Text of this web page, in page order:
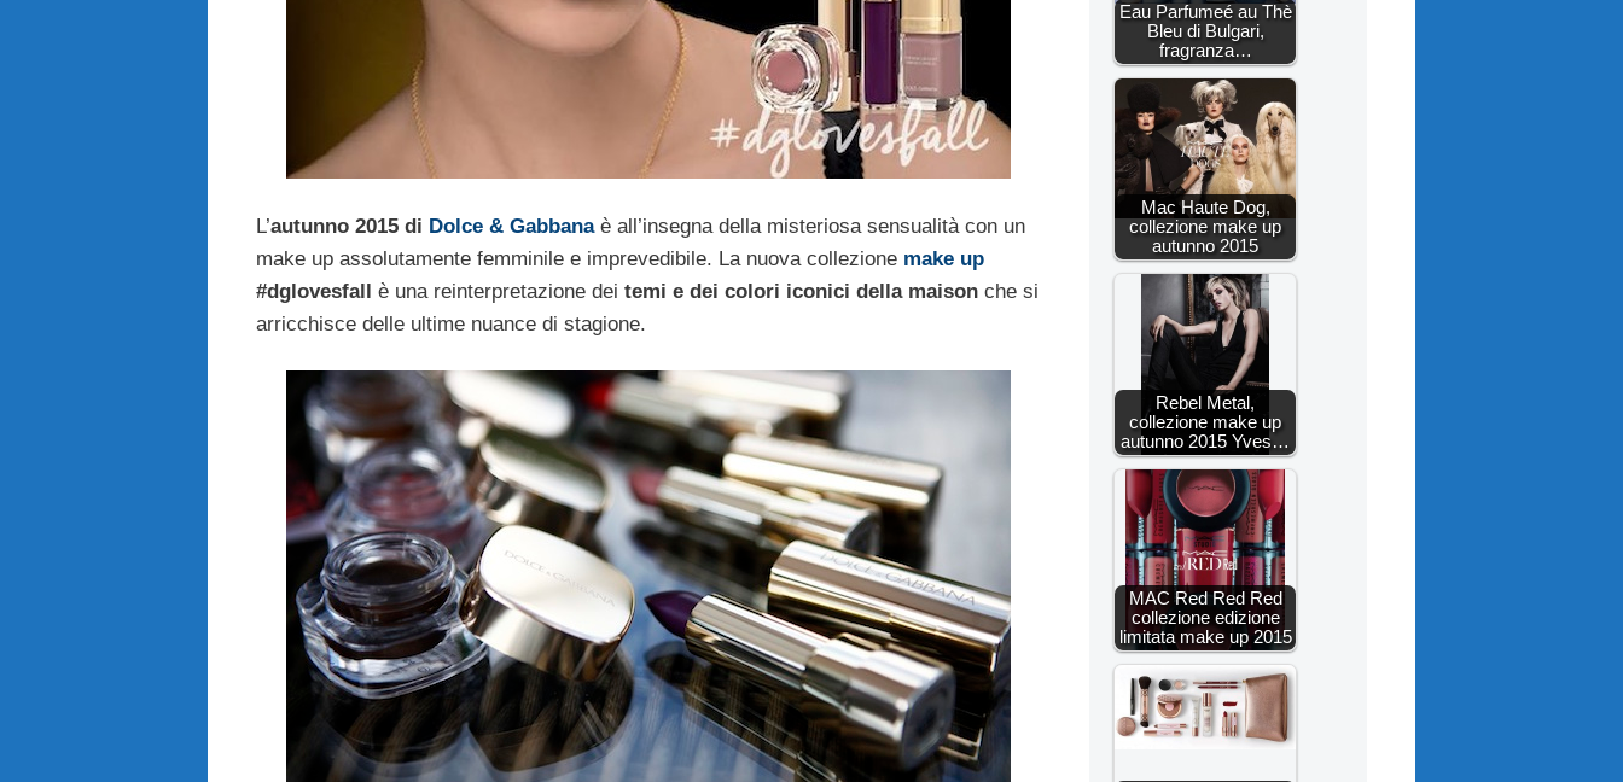
L’autunno 2015 di Dolce & Gabbana è all’insegna della misteriosa sensualità con un
make up assolutamente femminile e imprevedibile. La nuova collezione make up
#dglovesfall è una reinterpretazione dei temi e dei colori iconici della maison che si
arricchisce delle ultime nuance di stagione.
Eau Parfumeé au Thè
Bleu di Bulgari,
fragranza…
Mac Haute Dog,
collezione make up
autunno 2015
Rebel Metal,
collezione make up
autunno 2015 Yves…
MAC Red Red Red
collezione edizione
limitata make up 2015